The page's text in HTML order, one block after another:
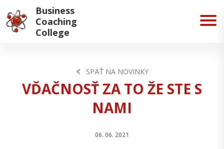
Business
Coaching
College
SPÄŤ NA NOVINKY
VĎAČNOSŤ ZA TO ŽE STE S
NAMI
06. 06. 2021